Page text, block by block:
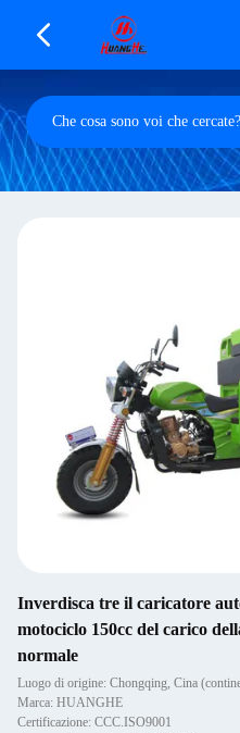
Inverdisca tre il caricatore
motociclo 150cc del carico
normale
Luogo di origine: Chongqing, Cina
Marca: HUANGHE
Certificazione: CCC.ISO9001